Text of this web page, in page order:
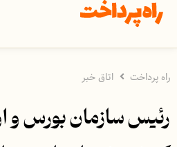
راه پرداخت اتاق خبر
رئیس سازمان بورس و